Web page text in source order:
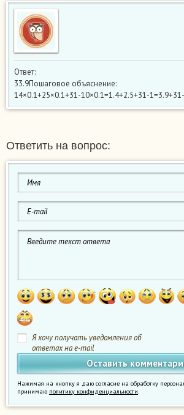
Ответ:
33.9Пошаговое объяснение:
14×0.1+25×0.1+31-10×0.1=1.4+2.5+31-
Ответить на вопрос:
Я хочу получать уведомления об
ответах на e-mail
Нажимая на кнопку я даю согласие на обработку
принимаю политику конфиденциальности.